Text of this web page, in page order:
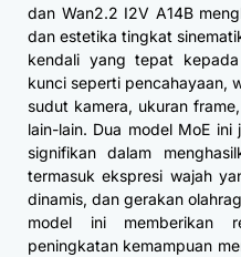
dan Wan2.2 I2V A14B
dan estetika tingkat
kendali yang tepat
kunci seperti pencahayaan,
sudut kamera, ukuran
lain-lain. Dua model MoE
signifikan dalam
termasuk ekspresi wajah
dinamis, dan gerakan
model ini memberikan
peningkatan kemampuan